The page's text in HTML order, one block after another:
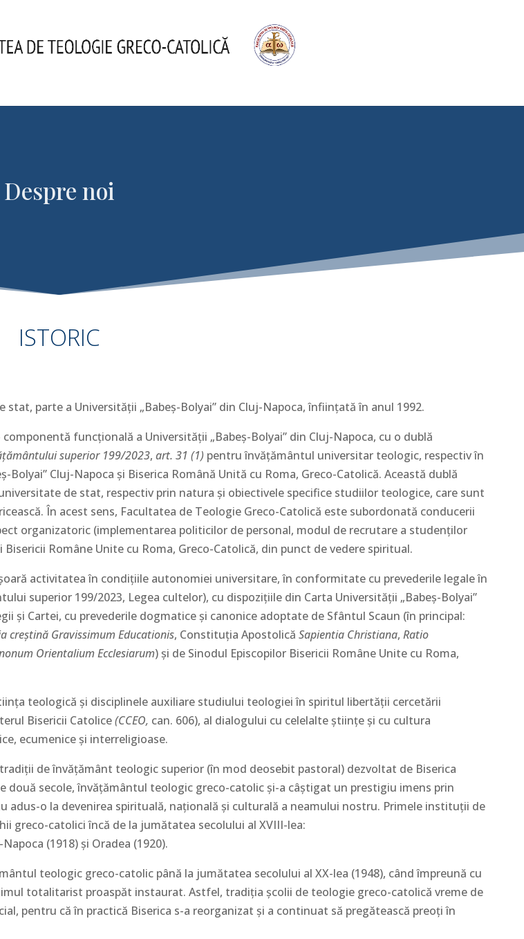
Despre noi
ISTORIC
parte a Universităţii „Babeş-Bolyai” din Cluj-Napoca, înfiinţată în anul 1992.
componentă funcţională a Universităţii „Babeş-Bolyai” din Cluj-Napoca, cu o dublă
superior 199/2023, art. 31 (1) pentru învăţământul universitar teologic, respectiv în
Cluj-Napoca şi Biserica Română Unită cu Roma, Greco-Catolică. Această dublă
de stat, respectiv prin natura şi obiectivele specifice studiilor teologice, care sunt
În acest sens, Facultatea de Teologie Greco-Catolică este subordonată conducerii
organizatoric (implementarea politicilor de personal, modul de recrutare a studenţilor
Române Unite cu Roma, Greco-Catolică, din punct de vedere spiritual.
activitatea în condiţiile autonomiei universitare, în conformitate cu prevederile legale în
superior 199/2023, Legea cultelor), cu dispoziţiile din Carta Universităţii „Babeş-Bolyai”
şi Cartei, cu prevederile dogmatice şi canonice adoptate de Sfântul Scaun (în principal:
creştină Gravissimum Educationis, Constituţia Apostolică Sapientia Christiana, Ratio
Orientalium Ecclesiarum) şi de Sinodul Episcopilor Bisericii Române Unite cu Roma,
teologică şi disciplinele auxiliare studiului teologiei în spiritul libertăţii cercetării
Bisericii Catolice(CCEO, can. 606), al dialogului cu celelalte ştiinţe şi cu cultura
ecumenice şi interreligioase.
de învăţământ teologic superior (în mod deosebit pastoral) dezvoltat de Biserica
două secole, învăţământul teologic greco-catolic şi-a câştigat un prestigiu imens prin
adus-o la devenirea spirituală, naţională şi culturală a neamului nostru. Primele instituţii de
greco-catolici încă de la jumătatea secolului al XVIII-lea:
(1918) și Oradea (1920).
teologic greco-catolic până la jumătatea secolului al XX-lea (1948), când împreună cu
totalitarist proaspăt instaurat. Astfel, tradiția școlii de teologie greco-catolică vreme de
pentru că în practică Biserica s-a reorganizat și a continuat să pregătească preoți în